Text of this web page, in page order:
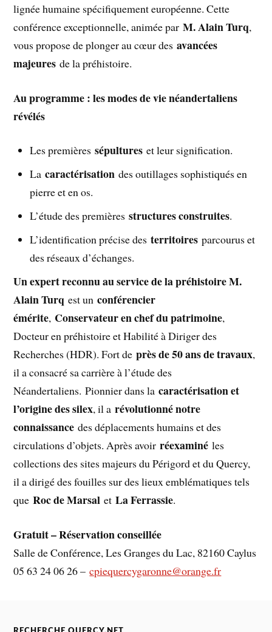
lignée humaine spécifiquement européenne. Cette
conférence exceptionnelle, animée parM. Alain Turq,
vous propose de plonger au cœur desavancées
majeures de la préhistoire.
Au programme : les modes de vie néandertaliens
révélés
Les premièressépultures et leur signification.
Lacaractérisation des outillages sophistiqués en
pierre et en os.
L’étude des premièresstructures construites.
L’identification précise desterritoires parcourus et
des réseaux d’échanges.
Un expert reconnu au service de la préhistoire M.
Alain Turq est unconférencier
émérite, Conservateur en chef du patrimoine,
Docteur en préhistoire et Habilité à Diriger des
Recherches (HDR). Fort deprès de 50 ans de travaux,
il a consacré sa carrière à l’étude des
Néandertaliens. Pionnier dans lacaractérisation et
l’origine des silex, il arévolutionné notre
connaissance des déplacements humains et des
circulations d’objets. Après avoirréexaminé les
collections des sites majeurs du Périgord et du Quercy,
il a dirigé des fouilles sur des lieux emblématiques tels
queRoc de Marsal etLa Ferrassie.
Gratuit – Réservation conseillée
Salle de Conférence, Les Granges du Lac, 82160 Caylus
05 63 24 06 26 –cpiequercygaronne@orange.fr
RECHERCHE QUERCY.NET